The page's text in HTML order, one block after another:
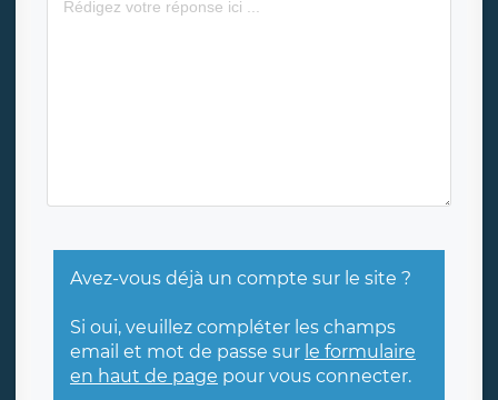
Avez-vous déjà un compte sur le site ?
Si oui, veuillez compléter les champs
email et mot de passe sur le formulaire
en haut de page pour vous connecter.